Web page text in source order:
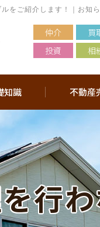
をご紹介します！｜お知
仲介 買
投資
相
知識 不動産
を